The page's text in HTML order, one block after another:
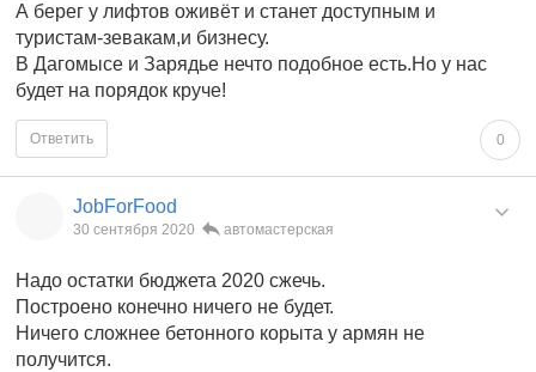
А берег у лифтов оживёт и станет доступным и
туристам-зевакам,и бизнесу.
В Дагомысе и Зарядье нечто подобное есть.Но у нас
будет на порядок круче!
0
Ответить
JobForFood
30 сентября 2020 автомастерская
Надо остатки бюджета 2020 сжечь.
Построено конечно ничего не будет.
Ничего сложнее бетонного корыта у армян не
получится.